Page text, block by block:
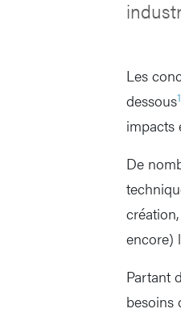
Les
dessous1
impacts
De
encore)
Partant
besoins